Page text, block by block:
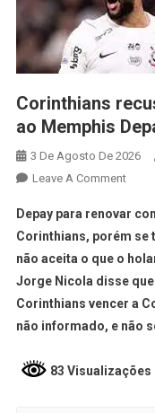
Corinthians
ao Memphis
3 De Agosto De 2026
Leave A Comment
Depay para renovar
Corinthians, porém se
não aceita o que o
Jorge Nicola disse
Corinthians vencer a
não informado, e não
83 Visualizações